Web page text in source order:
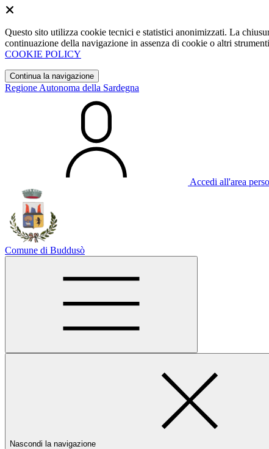
Questo sito utilizza cookie tecnici e statistici anonimizzati. La
continuazione della navigazione in assenza di cookie o altri
COOKIE POLICY
Continua la navigazione
Regione Autonoma della Sardegna
Accedi all'area
Comune di Buddusò
Nascondi la navigazione